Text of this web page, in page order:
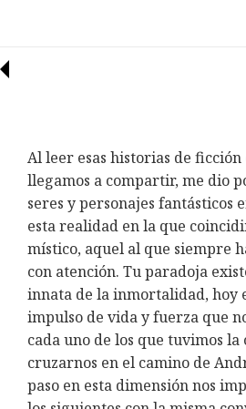
Al leer esas historias de
llegamos a compartir, me dio
seres y personajes fantásticos
esta realidad en la que
místico, aquel al que siempre
con atención. Tu paradoja
innata de la inmortalidad, hoy
impulso de vida y fuerza que
cada uno de los que tuvimos
cruzarnos en el camino de
paso en esta dimensión nos